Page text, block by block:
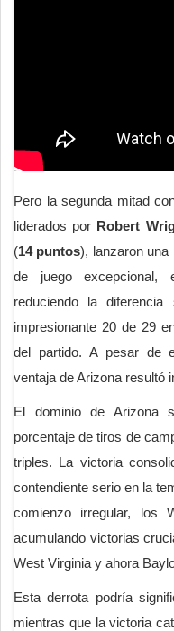
Pero la segunda mitad
liderados por Robert
(14 puntos), lanzaron una
de juego excepcional,
reduciendo la diferencia
impresionante 20 de 29
del partido. A pesar de
ventaja de Arizona resultó
El dominio de Arizona
porcentaje de tiros de
triples. La victoria
contendiente serio en la
comienzo irregular, los
acumulando victorias
West Virginia y ahora
Esta derrota podría
mientras que la victoria